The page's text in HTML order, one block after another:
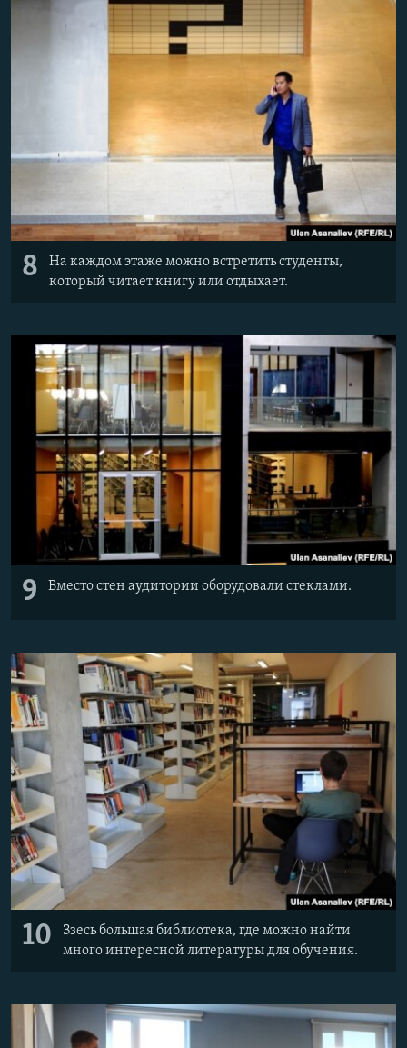
8
На каждом этаже можно встретить студенты,
который читает книгу или отдыхает.
9 Вместо стен аудитории оборудовали стеклами.
10
Ззесь большая библиотека, где можно найти
много интересной литературы для обучения.